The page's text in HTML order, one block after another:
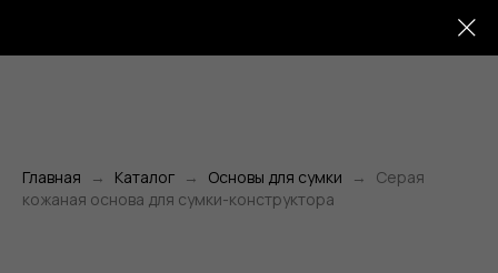
Главная Каталог Основы для сумки
Серая
кожаная основа для сумки-конструктора